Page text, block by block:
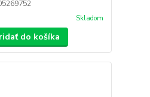
Skladom
do košíka